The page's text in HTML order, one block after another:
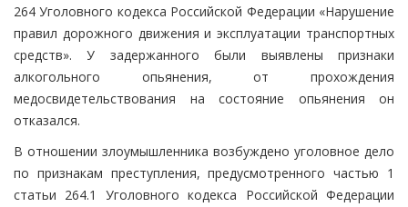
264 Уголовного кодекса Российской Федерации «Нарушение
правил дорожного движения и эксплуатации транспортных
средств». У задержанного были выявлены признаки
алкогольного опьянения, от прохождения
медосвидетельствования на состояние опьянения он
отказался.
В отношении злоумышленника возбуждено уголовное дело
по признакам преступления, предусмотренного частью 1
статьи 264.1 Уголовного кодекса Российской Федерации